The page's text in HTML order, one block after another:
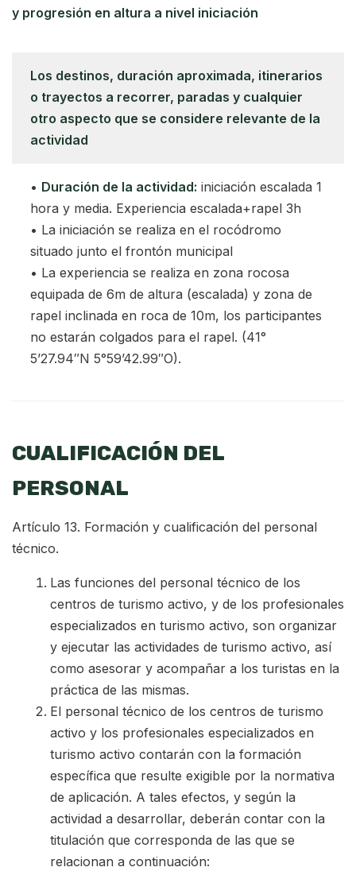
y progresión en altura a nivel iniciación
Los destinos, duración aproximada, itinerarios
o trayectos a recorrer, paradas y cualquier
otro aspecto que se considere relevante de la
actividad
• Duración de la actividad: iniciación escalada 1
hora y media. Experiencia escalada+rapel 3h
• La iniciación se realiza en el rocódromo
situado junto el frontón municipal
• La experiencia se realiza en zona rocosa
equipada de 6m de altura (escalada) y zona de
rapel inclinada en roca de 10m, los participantes
no estarán colgados para el rapel. (41°
5’27.94″N 5°59’42.99″O).
CUALIFICACIÓN DEL
PERSONAL
Artículo 13. Formación y cualificación del personal
técnico.
Las funciones del personal técnico de los
centros de turismo activo, y de los profesionales
especializados en turismo activo, son organizar
y ejecutar las actividades de turismo activo, así
como asesorar y acompañar a los turistas en la
práctica de las mismas.
El personal técnico de los centros de turismo
activo y los profesionales especializados en
turismo activo contarán con la formación
específica que resulte exigible por la normativa
de aplicación. A tales efectos, y según la
actividad a desarrollar, deberán contar con la
titulación que corresponda de las que se
relacionan a continuación: